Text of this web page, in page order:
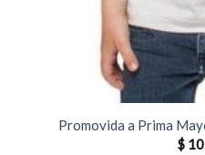
Promovida a Prima
$